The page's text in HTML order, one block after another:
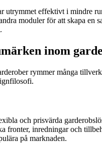
utrymmet effektivt i mindre
moduler för att skapa en
inom
rymmer många
och prisvärda
fronter, inredningar och
på marknaden.